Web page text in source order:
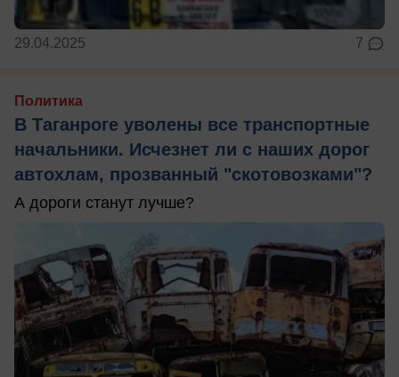
29.04.2025 7
Политика
В Таганроге уволены все транспортные
начальники. Исчезнет ли с наших дорог
автохлам, прозванный "скотовозками"?
А дороги станут лучше?